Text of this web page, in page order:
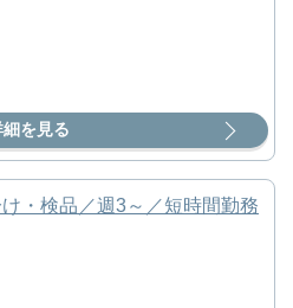
細を見る
・検品／週3～／短時間勤務